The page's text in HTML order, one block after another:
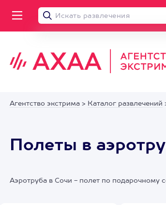
Агентство экстрима > Каталог развлечений
Полеты в
Аэротруба в Сочи - полет по подарочному